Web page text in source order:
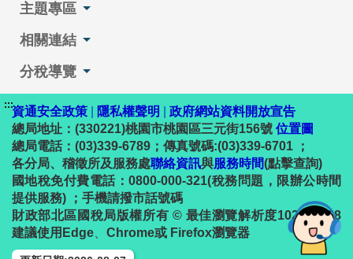
主題專區
相關連結
分稅導覽
:::資通安全政策 隱私權聲明
政府網站資料開放宣告
總局地址：(330221)桃園市桃園區三元街156號 位置圖
總局電話：(03)339-6789；傳真號碼:(03)339-6701 ；
各分局、稽徵所及服務處聯絡資訊與服務時間(點擊查詢)
國地稅免付費電話：0800-000-321(稅務問題，限辦公時間
提供服務) ；手機請撥市話號碼
財政部北區國稅局版權所有 © 最佳瀏覽解析度1024 x 768
建議使用Edge
Chrome或 Firefox瀏覽器